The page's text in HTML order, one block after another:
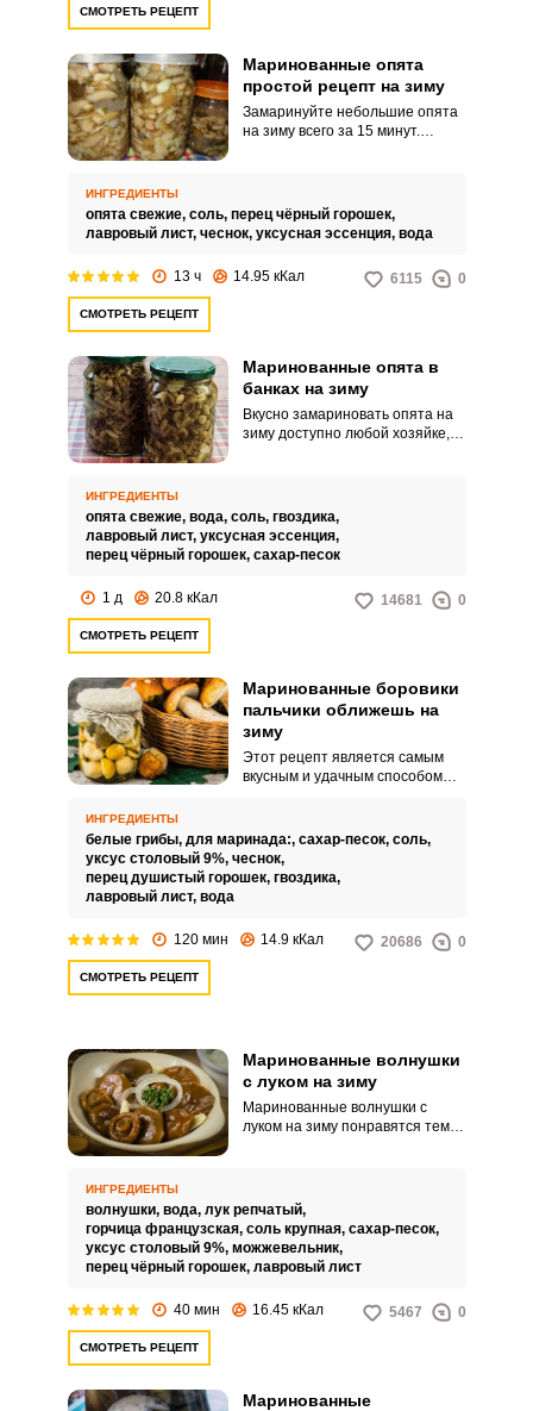
СМОТРЕТЬ РЕЦЕПТ
Маринованные опята
простой рецепт на зиму
Замаринуйте небольшие опята
на зиму всего за 15 минут.
ИНГРЕДИЕНТЫ
опята свежие, соль, перец чёрный горошек,
лавровый лист, чеснок, уксусная эссенция, вода
13 ч 14.95 кКал 6115 0
СМОТРЕТЬ РЕЦЕПТ
Маринованные опята в
банках на зиму
Вкусно замариновать опята на
зиму доступно любой хозяйке,
большой урожай опят, готовьте
продукты и маринуйте грибы на
здоровье.
ИНГРЕДИЕНТЫ
опята свежие, вода, соль, гвоздика,
лавровый лист, уксусная эссенция,
перец чёрный горошек, сахар-песок
1 д 20.8 кКал 14681 0
СМОТРЕТЬ РЕЦЕПТ
Маринованные боровики
пальчики оближешь на
зиму
Этот рецепт является самым
вкусным и удачным способом
приближен к классическому
рецепту.
ИНГРЕДИЕНТЫ
белые грибы, для маринада:, сахар-песок, соль,
уксус столовый 9%, чеснок,
перец душистый горошек, гвоздика,
лавровый лист, вода
120 мин 14.9 кКал 20686 0
СМОТРЕТЬ РЕЦЕПТ
Маринованные волнушки
с луком на зиму
Маринованные волнушки с
луком на зиму понравятся тем,
способна отлично пробудить
спящий аппетит.
ИНГРЕДИЕНТЫ
волнушки, вода, лук репчатый,
горчица французская, соль крупная, сахар-песок,
уксус столовый 9%, можжевельник,
перец чёрный горошек, лавровый лист
40 мин 16.45 кКал 5467 0
СМОТРЕТЬ РЕЦЕПТ
Маринованные